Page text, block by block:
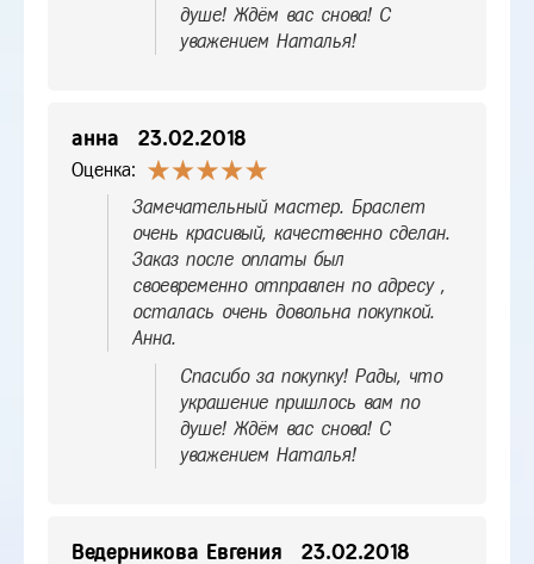
душе! Ждём вас снова! С
уважением Наталья!
анна 23.02.2018
Оценка:
Замечательный мастер. Браслет
очень красивый, качественно сделан.
Заказ после оплаты был
своевременно отправлен по адресу ,
осталась очень довольна покупкой.
Анна.
Спасибо за покупку! Рады, что
украшение пришлось вам по
душе! Ждём вас снова! С
уважением Наталья!
Ведерникова Евгения 23.02.2018